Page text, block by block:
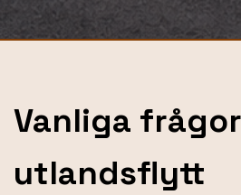
Vanliga
utlandsflytt